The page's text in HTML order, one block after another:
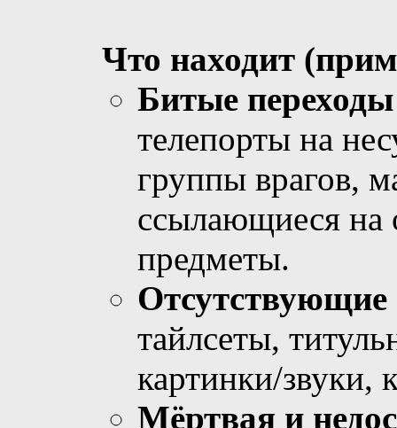
Что находит
Битые
телепорты на
группы врагов,
ссылающиеся на
предметы.
Отсутствующие
тайлсеты,
картинки/звуки,
Мёртвая и